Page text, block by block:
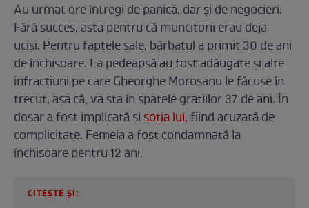
Au urmat ore întregi de panică, dar și de negocieri.
Fără succes, asta pentru că muncitorii erau deja
uciși. Pentru faptele sale, bărbatul a primit 30 de ani
de închisoare. La pedeapsă au fost adăugate și alte
infracțiuni pe care Gheorghe Moroșanu le făcuse în
trecut, așa că, va sta în spatele gratiilor 37 de ani. În
dosar a fost implicată și soția lui,fiind acuzată de
complicitate. Femeia a fost condamnată la
închisoare pentru 12 ani.
CITEȘTE ȘI: